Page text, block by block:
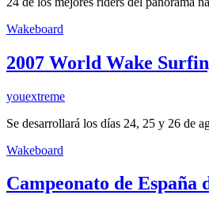
Wakeboard
2007 World Wake
youextreme
Se desarrollará los días 24, 25 y 26 de
Wakeboard
Campeonato de España